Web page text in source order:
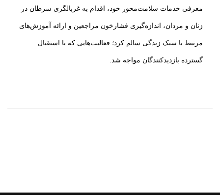
معرفی خدمات سلامت‌محور خود، اقدام به غربالگری سرطان در
زنان و مردان، اندازه‌گیری فشارخون مراجعین و ارائه آموزش‌های
مرتبط با سبک زندگی سالم کرد؛ فعالیت‌هایی که با استقبال
گسترده بازدیدکنندگان مواجه شد.